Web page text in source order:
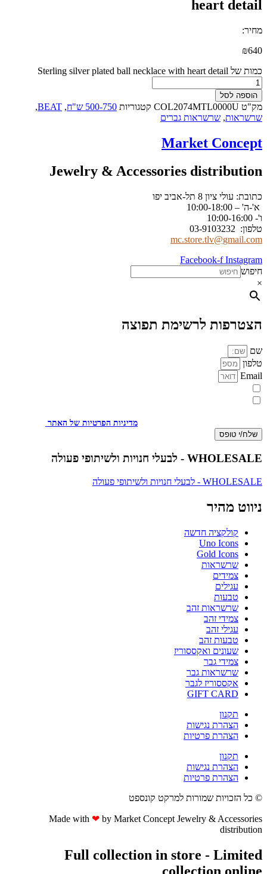
heart detail
מחיר:
₪640
כמות של Sterling silver plated ball necklace with heart detail
הוספה לסל
מק"ט COL2074MTL0000U קטגוריות 500-750 ש"ח ,
BEAT
,
שרשראות, שרשראות גברים
Market Concept
Jewelry & Accessories distribution
כתובת: עולי ציון 8 תל-אביב יפו
א'-ה' – 10:00-18:00
ו'- 10:00-16:00
טלפון: 03-9103232
mc.store.tlv@gmail.com
Facebook-f Instagram
חיפוש
×
הצטרפות לרשימת תפוצה
שם
טלפון
Email
מדיניות הפרטיות של האתר
שלח/י טופס
WHOLESALE - לבעלי חנויות ולשיתופי פעולה
WHOLESALE - לבעלי חנויות ולשיתופי פעולה
ניווט מהיר
קולקציה חדשה
Uno Icons
Gold Icons
שרשראות
צמידים
עגילים
טבעות
שרשראות זהב
צמידי זהב
עגילי זהב
טבעות זהב
שעונים ואקססוריז
צמידי גבר
שרשראות גבר
אקססוריז לגבר
GIFT CARD
תקנון
הצהרת נגישות
הצהרת פרטיות
תקנון
הצהרת נגישות
הצהרת פרטיות
© כל הזכויות שמורות למרקט קונספט
Made with ❤ by Market Concept Jewelry & Accessories
distribution
Full collection in store - Limited
collection online